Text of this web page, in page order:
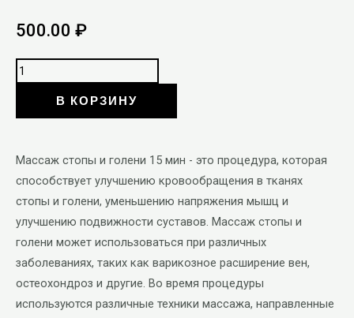
500.00 ₽
В КОРЗИНУ
Массаж стопы и голени 15 мин - это процедура, которая
способствует улучшению кровообращения в тканях
стопы и голени, уменьшению напряжения мышц и
улучшению подвижности суставов. Массаж стопы и
голени может использоваться при различных
заболеваниях, таких как варикозное расширение вен,
остеохондроз и другие. Во время процедуры
используются различные техники массажа, направленные